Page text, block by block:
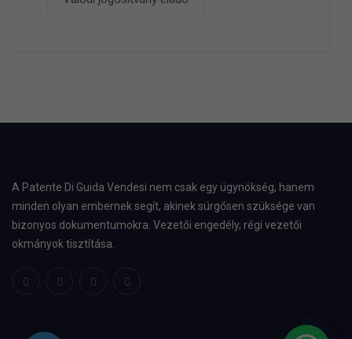
A Patente Di Guida Vendesi nem csak egy ügynökség, hanem
minden olyan embernek segít, akinek sürgősen szüksége van
bizonyos dokumentumokra. Vezetői engedély, régi vezetői
okmányok tisztítása.